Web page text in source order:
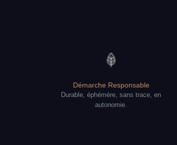
Démarche Responsable
Durable, éphémère, sans trace, en
autonomie.